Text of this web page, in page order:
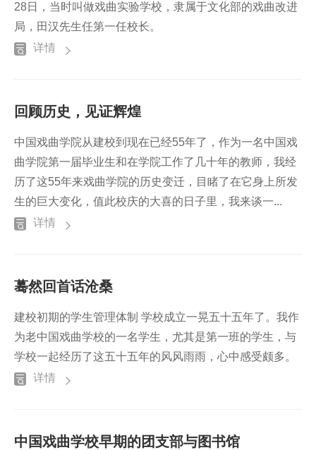
28日，当时叫做戏曲实验学校，隶属于文化部的戏曲改进
局，田汉先生任第一任校长。
详情
回顾历史，见证辉煌
中国戏曲学院从建校到现在已经55年了，作为一名中国戏
曲学院第一届毕业生和在学院工作了几十年的教师，我经
历了这55年来戏曲学院的历史变迁，目睹了在它身上所发
生的巨大变化，值此校庆的大喜的日子里，我来谈一...
详情
蓦然回首话沧桑
建校初期的学生管理体制 学校成立一晃五十五年了。我作
为老中国戏曲学校的一名学生，尤其是第一班的学生，与
学校一起经历了这五十五年的风风雨雨，心中感受颇多。
详情
中国戏曲学校早期的团支部与图书馆